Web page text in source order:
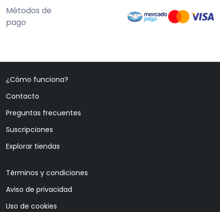
Métodos de
pago
¿Cómo funciona?
Contacto
Preguntas frecuentes
Suscripciones
Explorar tiendas
Términos y condiciones
Aviso de privacidad
Uso de cookies